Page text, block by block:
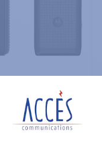
Limited